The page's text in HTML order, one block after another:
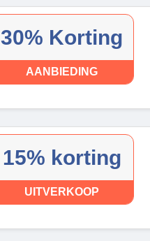
30% Korting
AANBIEDING
15% korting
UITVERKOOP